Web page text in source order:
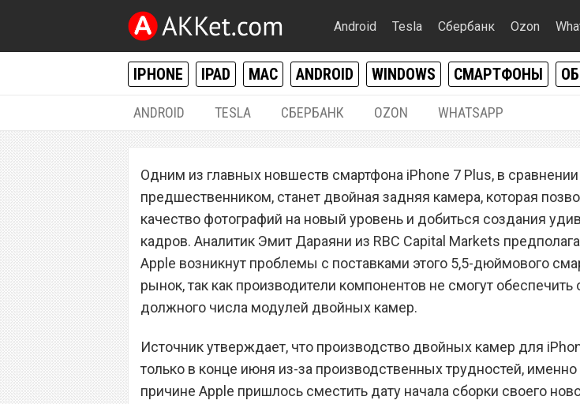
Android Tesla Сбербанк Ozon
IPHONE IPAD MAC ANDROID WINDOWS СМАРТФОНЫ
ANDROID TESLA СБЕРБАНК OZON WHATSAPP
У Apple могут возникнуть
поставками iPhone 7 Plus из-за
камер
Одним из главных новшеств смартфона iPhone 7 Plus, в
предшественником, станет двойная задняя камера, которая
качество фотографий на новый уровень и добиться создания
кадров. Аналитик Эмит Дараяни из RBC Capital Markets
Apple возникнут проблемы с поставками этого 5,5-дюймового
рынок, так как производители компонентов не смогут обеспечить
должного числа модулей двойных камер.
Источник утверждает, что производство двойных камер для
только в конце июня из-за производственных трудностей, именно
причине Apple пришлось сместить дату начала сборки своего